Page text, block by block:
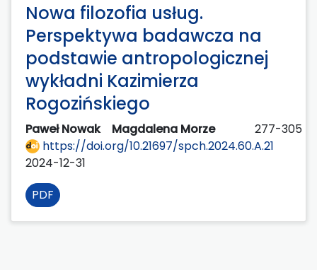
Nowa filozofia usług.
Perspektywa badawcza na
podstawie antropologicznej
wykładni Kazimierza
Rogozińskiego
Paweł Nowak Magdalena Morze
277-305
https://doi.org/10.21697/spch.2024.60.A.21
2024-12-31
PDF